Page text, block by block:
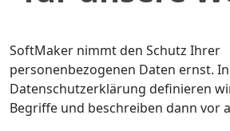
SoftMaker nimmt den Schutz Ihrer
personenbezogenen Daten ernst.
Datenschutzerklärung definieren
Begriffe und beschreiben dann vor